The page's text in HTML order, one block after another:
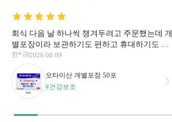
회식 다음 날 하나씩 챙겨두려고 주문했는데 개
별포장이라 보관하기도 편하고 휴대하기도 좋
아서 만족하고 있습니다.
한*규2026.08.09
오타이산 개별포장 50포
#건강보조